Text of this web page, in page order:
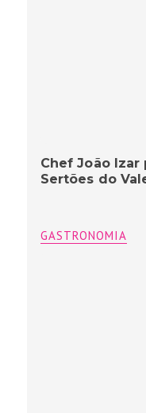
Chef João
Sertões do
GASTRONOMIA